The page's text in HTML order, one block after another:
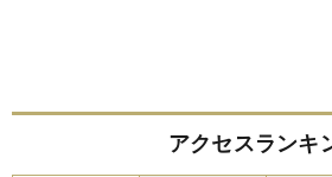
アクセスランキ